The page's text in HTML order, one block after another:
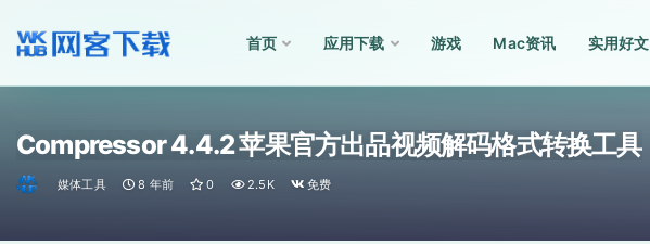
首页 应用下载 游戏 Mac资讯 实用好文
Compressor 4.4.2 苹果官方出品视频解码格式转换工具
媒体工具 8 年前 0 2.5K 免费